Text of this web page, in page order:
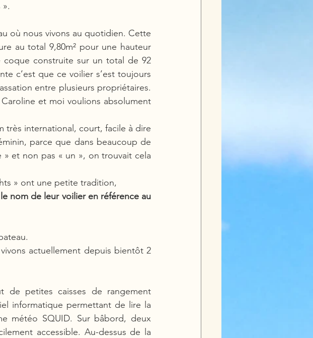
où nous vivons au quotidien. Cette
au total 9,80m² pour une hauteur
coque construite sur un total de 92
c’est que ce voilier s’est toujours
entre plusieurs propriétaires.
et moi voulions absolument
très international, court, facile à dire
parce que dans beaucoup de
» et non pas « un », on trouvait cela
» ont une petite tradition,
nom de leur voilier en référence au
actuellement depuis bientôt 2
de petites caisses de rangement
informatique permettant de lire la
météo SQUID. Sur bâbord, deux
accessible. Au-dessus de la